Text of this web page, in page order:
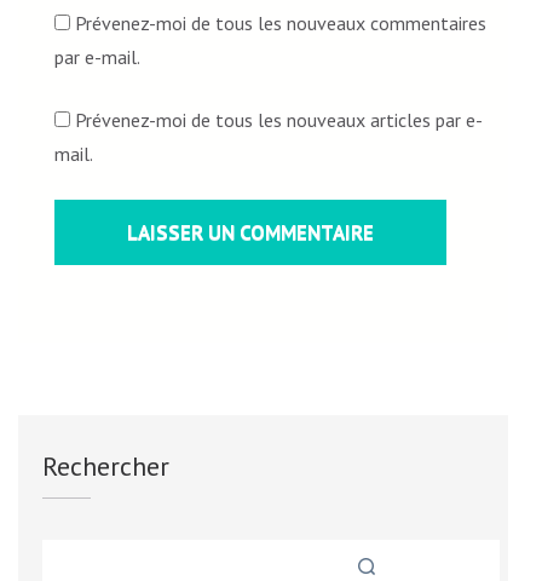
Prévenez-moi de tous les nouveaux commentaires
par e-mail.
Prévenez-moi de tous les nouveaux articles par e-
mail.
Rechercher